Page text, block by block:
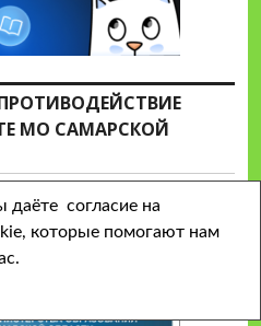
МО САМАРСКОЙ
даёте согласие на
которые помогают нам